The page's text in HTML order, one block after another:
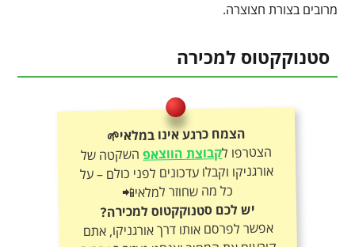
מרובים בצורת חצוצרה.
סטנוקקטוס למכירה
הצמח כרגע אינו במלאי🌱
הצטרפו לקבוצת הווצאפהשקטה של
אורגניקו וקבלו עדכונים לפני כולם – על
כל מה שחוזר למלאי📲
יש לכם סטנוקקטוס למכירה?
אפשר לפרסם אותו דרך אורגניקו, אתם
קובעים את המחיר ואנחנו נעזור בפרסום